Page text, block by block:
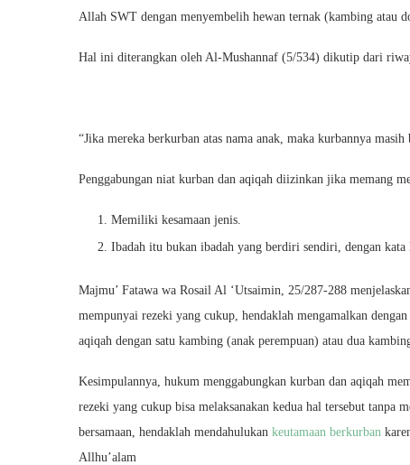
Allah SWT dengan menyembelih hewan ternak (kambing atau
Hal ini diterangkan oleh Al-Mushannaf (5/534) dikutip dari
“Jika mereka berkurban atas nama anak, maka kurbannya
Penggabungan niat kurban dan aqiqah diizinkan jika memang
Memiliki kesamaan jenis.
Ibadah itu bukan ibadah yang berdiri sendiri, dengan
Majmu’ Fatawa wa Rosail Al ‘Utsaimin, 25/287-288
mempunyai rezeki yang cukup, hendaklah mengamalkan
aqiqah dengan satu kambing (anak perempuan) atau dua
Kesimpulannya, hukum menggabungkan kurban dan aqiqah
rezeki yang cukup bisa melaksanakan kedua hal tersebut tanpa
bersamaan, hendaklah mendahulukan keutamaan berkurban
Allhu’alam